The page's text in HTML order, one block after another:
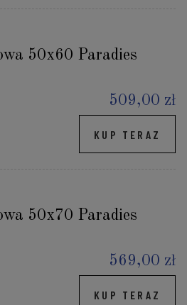
50x60 Paradies
509,00 zł
KUP TERAZ
50x70 Paradies
569,00 zł
KUP TERAZ